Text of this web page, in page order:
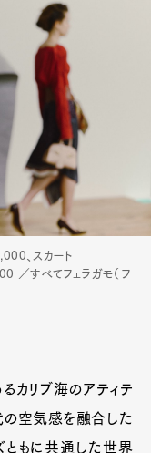
、スカート
／すべてフェラガモ（フ
カリブ海のアティテ
の空気感を融合した
ともに共通した世界